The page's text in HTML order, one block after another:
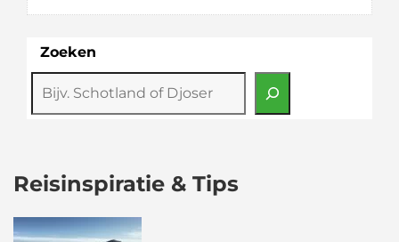
Zoeken
Reisinspiratie & Tips